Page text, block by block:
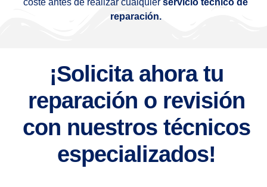
reparación.
¡Solicita ahora tu
reparación o revisión
con nuestros técnicos
especializados!